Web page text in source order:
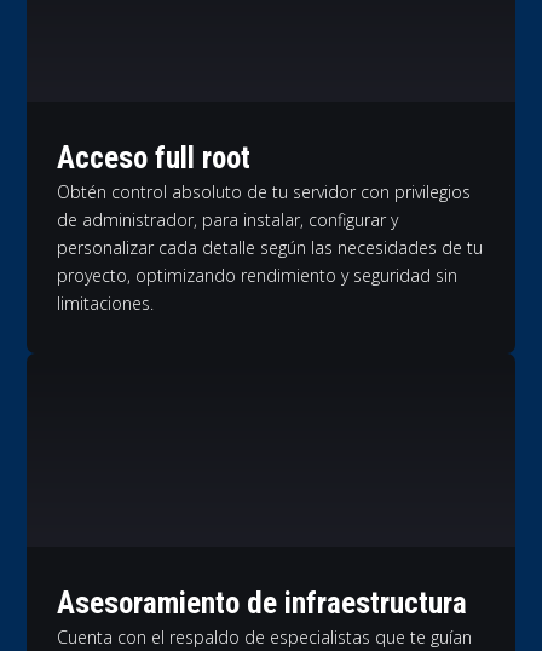
Acceso full root
Obtén control absoluto de tu servidor con privilegios
de administrador, para instalar, configurar y
personalizar cada detalle según las necesidades de tu
proyecto, optimizando rendimiento y seguridad sin
limitaciones.
Asesoramiento de infraestructura
Cuenta con el respaldo de especialistas que te guían